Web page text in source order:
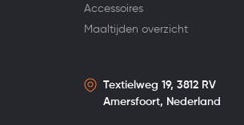
Accessoires
Maaltijden overzicht
Textielweg 19, 3812 RV
Amersfoort, Nederland